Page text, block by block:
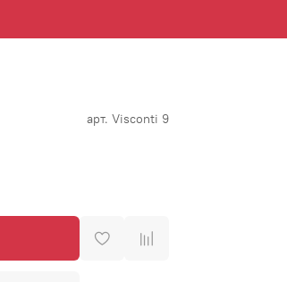
арт. Visconti 9